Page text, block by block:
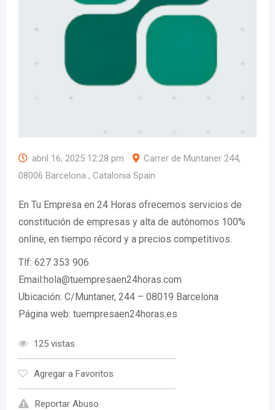
abril 16, 2025 12:28 pm
Carrer de Muntaner 244,
08006 Barcelona , Catalonia Spain
En Tu Empresa en 24 Horas ofrecemos servicios de
constitución de empresas y alta de autónomos 100%
online, en tiempo récord y a precios competitivos.
Tlf: 627 353 906
Email:hola@tuempresaen24horas.com
Ubicación: C/Muntaner, 244 – 08019 Barcelona
Página web: tuempresaen24horas.es
125 vistas
Agregar a Favoritos
Reportar Abuso